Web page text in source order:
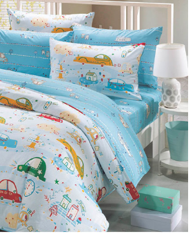
得法定代理人或監護人之同意方可使用
同意申辦者引起之損失，本公司不負相關責
」時，將依據個別帳號之用戶狀況，依本公司即
若仍有額度不足之情形，本公司將視審查結果
使用他人資訊註冊。若發現惡意使用之情形，
停止該用戶之使用額度並採取法律行動。